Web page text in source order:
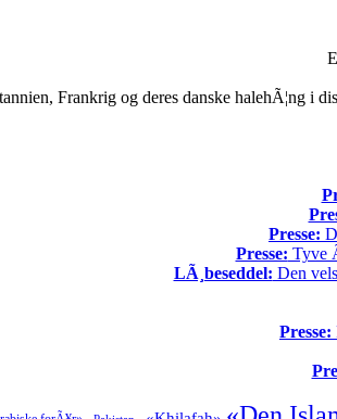
Frankrig og deres danske halehÃ¦ng i
Presse:
Presse: Tyve
LÃ¸beseddel: Den
Presse: